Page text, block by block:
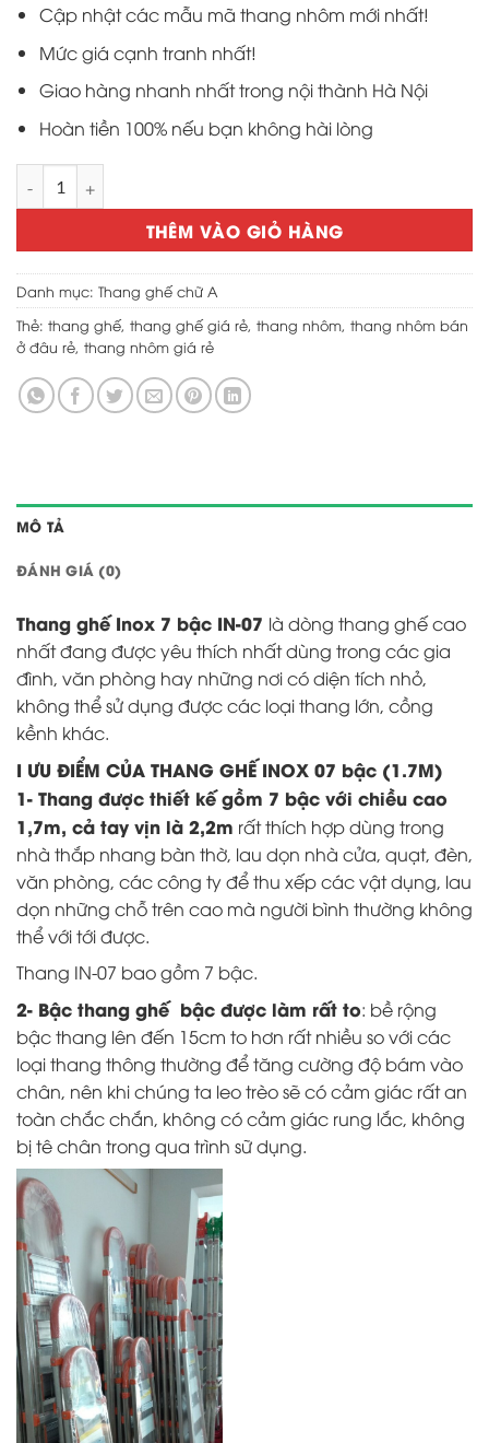
Cập nhật các mẫu mã thang nhôm mới nhất!
Mức giá cạnh tranh nhất!
Giao hàng nhanh nhất trong nội thành Hà Nội
Hoàn tiền 100% nếu bạn không hài lòng
Thang ghế inox 7 bậc chắc chắn số lượng
THÊM VÀO GIỎ HÀNG
Danh mục: Thang ghế chữ A
Thẻ: thang ghế, thang ghế giá rẻ, thang nhôm, thang nhôm bán
ở đâu rẻ, thang nhôm giá rẻ
MÔ TẢ
ĐÁNH GIÁ (0)
Thang ghế Inox 7 bậc IN-07 là dòng thang ghế cao
nhất đang được yêu thích nhất dùng trong các gia
đình, văn phòng hay những nơi có diện tích nhỏ,
không thể sử dụng được các loại thang lớn, cồng
kềnh khác.
I ƯU ĐIỂM CỦA THANG GHẾ INOX 07 bậc (1.7M)
1- Thang được thiết kế gồm 7 bậc với chiều cao
1,7m, cả tay vịn là 2,2m rất thích hợp dùng trong
nhà thắp nhang bàn thờ, lau dọn nhà cửa, quạt, đèn,
văn phòng, các công ty để thu xếp các vật dụng, lau
dọn những chỗ trên cao mà người bình thường không
thể với tới được.
Thang IN-07 bao gồm 7 bậc.
2- Bậc thang ghế bậc được làm rất to: bề rộng
bậc thang lên đến 15cm to hơn rất nhiều so với các
loại thang thông thường để tăng cường độ bám vào
chân, nên khi chúng ta leo trèo sẽ có cảm giác rất an
toàn chắc chắn, không có cảm giác rung lắc, không
bị tê chân trong qua trình sữ dụng.